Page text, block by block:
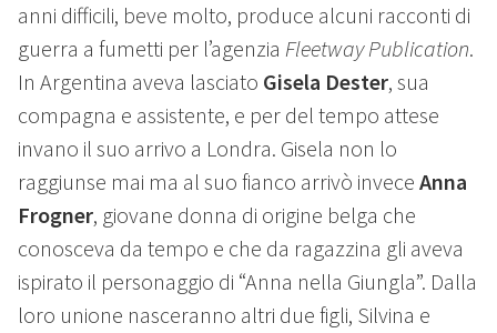
anni difficili, beve molto, produce alcuni racconti di
guerra a fumetti per l’agenzia Fleetway Publication.
In Argentina aveva lasciato Gisela Dester, sua
compagna e assistente, e per del tempo attese
invano il suo arrivo a Londra. Gisela non lo
raggiunse mai ma al suo fianco arrivò invece Anna
Frogner, giovane donna di origine belga che
conosceva da tempo e che da ragazzina gli aveva
ispirato il personaggio di “Anna nella Giungla”. Dalla
loro unione nasceranno altri due figli, Silvina e